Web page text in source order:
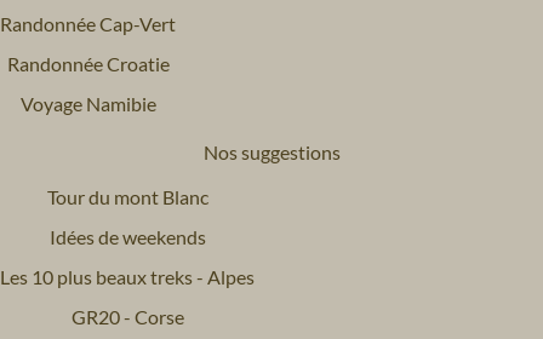
Randonnée Cap-Vert
Randonnée Croatie
Voyage Namibie
Nos suggestions
Tour du mont Blanc
Idées de weekends
Les 10 plus beaux treks - Alpes
GR20 - Corse